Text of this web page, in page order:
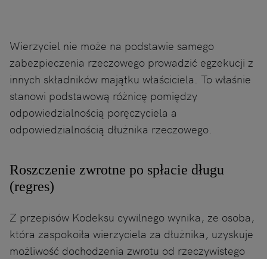
Wierzyciel nie może na podstawie samego
zabezpieczenia rzeczowego prowadzić egzekucji z
innych składników majątku właściciela. To właśnie
stanowi podstawową różnicę pomiędzy
odpowiedzialnością poręczyciela a
odpowiedzialnością dłużnika rzeczowego.
Roszczenie zwrotne po spłacie długu
(regres)
Z przepisów Kodeksu cywilnego wynika, że osoba,
która zaspokoiła wierzyciela za dłużnika, uzyskuje
możliwość dochodzenia zwrotu od rzeczywistego